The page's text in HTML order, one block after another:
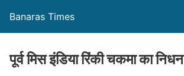
Banaras Times
पूर्व मिस इंडिया रिंकी चकमा का निधन